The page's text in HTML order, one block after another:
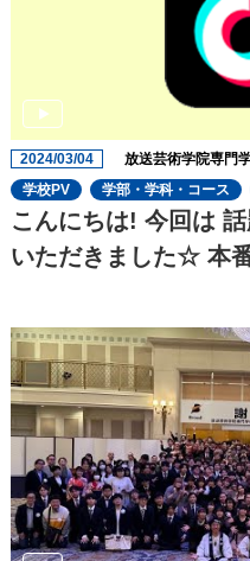
2024/03/04 放送芸術学院専門
学校PV
学部・学科・コース
こんにちは! 今回は
いただきました☆ 本番までついに1ヶ月を切
これからも期待です!